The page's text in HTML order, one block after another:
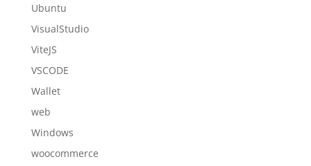
Ubuntu
VisualStudio
ViteJS
VSCODE
Wallet
web
Windows
woocommerce